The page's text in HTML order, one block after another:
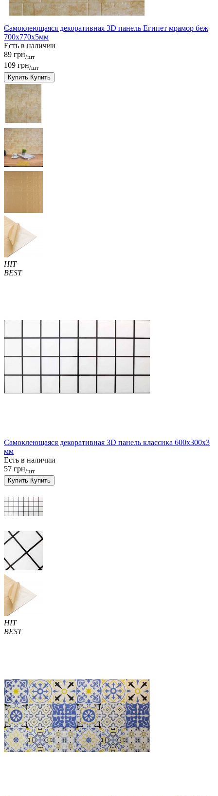
Самоклеющаяся декоративная 3D панель Египет мрамор беж
700x770x5мм
Есть в наличии
89 грн/шт
109 грн/шт
Купить Купить
HIT
BEST
Самоклеющаяся декоративная 3D панель классика 600x300x3
мм
Есть в наличии
57 грн/шт
Купить Купить
HIT
BEST